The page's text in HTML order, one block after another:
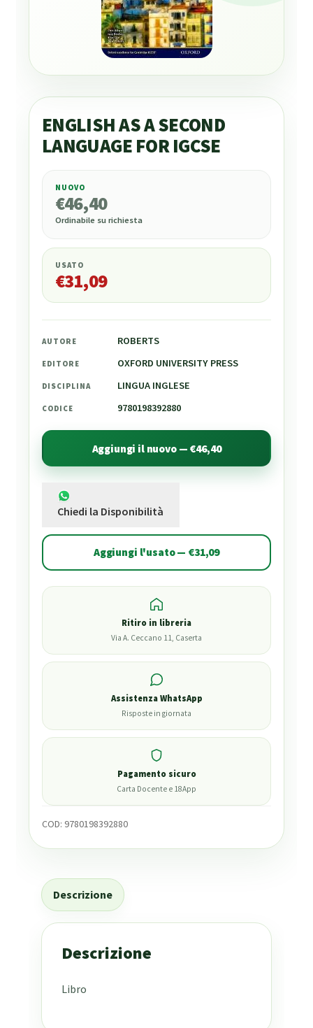
ENGLISH AS A SECOND
LANGUAGE FOR IGCSE
46,40
NUOVO
€46,40
Ordinabile su richiesta
USATO
€31,09
AUTORE ROBERTS
EDITORE OXFORD UNIVERSITY PRESS
DISCIPLINA LINGUA INGLESE
CODICE 9780198392880
Aggiungi il nuovo — €46,40
Chiedi la Disponibilità
Aggiungi l'usato — €31,09
Ritiro in libreria
Via A. Ceccano 11, Caserta
Assistenza WhatsApp
Risposte in giornata
Pagamento sicuro
Carta Docente e 18App
COD: 9780198392880
Descrizione
Descrizione
Libro